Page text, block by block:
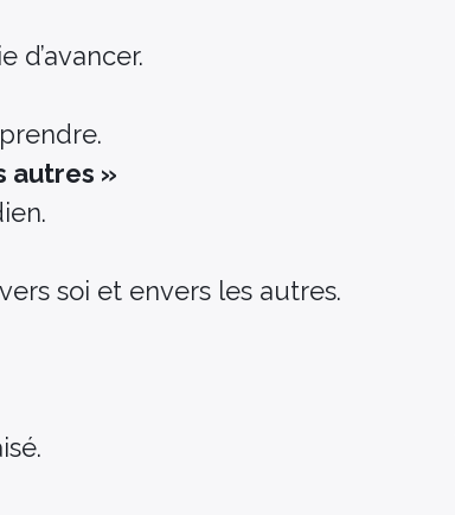
d’avancer.
autres »
soi et envers les autres.